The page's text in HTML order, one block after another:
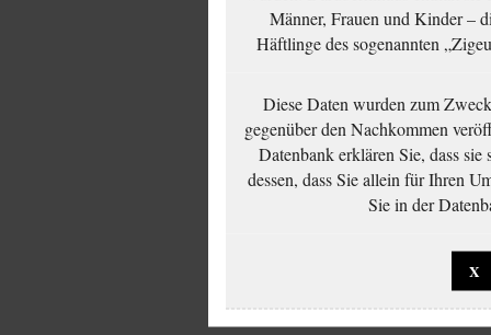
Männer, Frauen und Kinder –
Häftlinge des sogenannten
Diese Daten wurden zum
gegenüber den Nachkommen
Datenbank erklären Sie, dass sie
dessen, dass Sie allein für Ihren
Sie in der
X